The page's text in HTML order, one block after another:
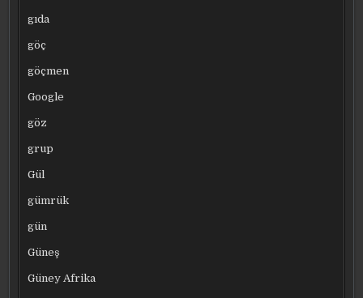
gıda
göç
göçmen
Google
göz
grup
Gül
gümrük
gün
Güneş
Güney Afrika